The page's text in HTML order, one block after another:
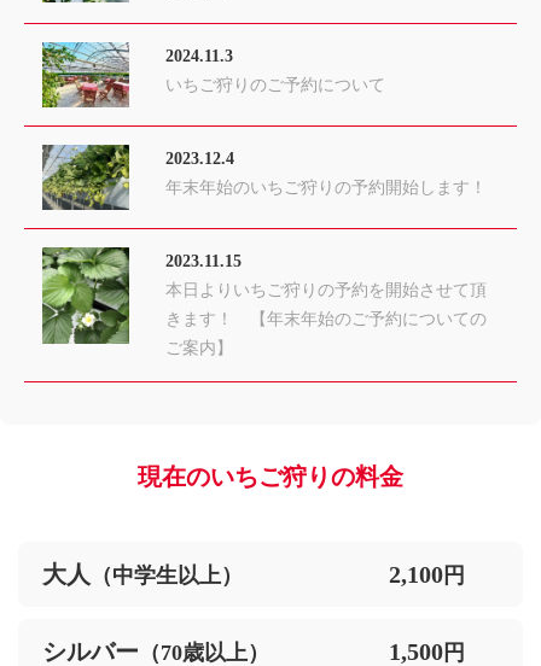
2024.11.3
いちご狩りのご予約について
2023.12.4
年末年始のいちご狩りの予約開始します！
2023.11.15
本日よりいちご狩りの予約を開始させて頂
きます！ 【年末年始のご予約についての
ご案内】
現在のいちご狩りの料金
大人 （中学生以上） 2,100 円
シルバー （70歳以上） 1,500 円